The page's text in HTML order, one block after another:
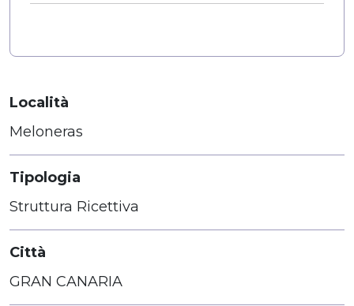
Località
Meloneras
Tipologia
Struttura Ricettiva
Città
GRAN CANARIA